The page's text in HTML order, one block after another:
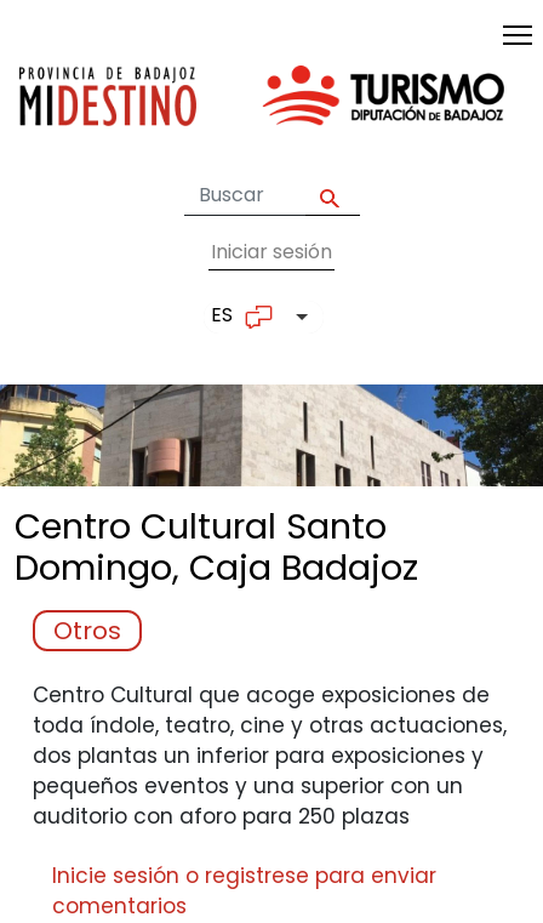
User account
Iniciar sesión
ES Lista adicional de
Centro Cultural Santo
Domingo, Caja Badajoz
Otros
Centro Cultural que acoge exposiciones de
toda índole, teatro, cine y otras actuaciones,
dos plantas un inferior para exposiciones y
pequeños eventos y una superior con un
auditorio con aforo para 250 plazas
Inicie sesión o registrese para enviar
comentarios